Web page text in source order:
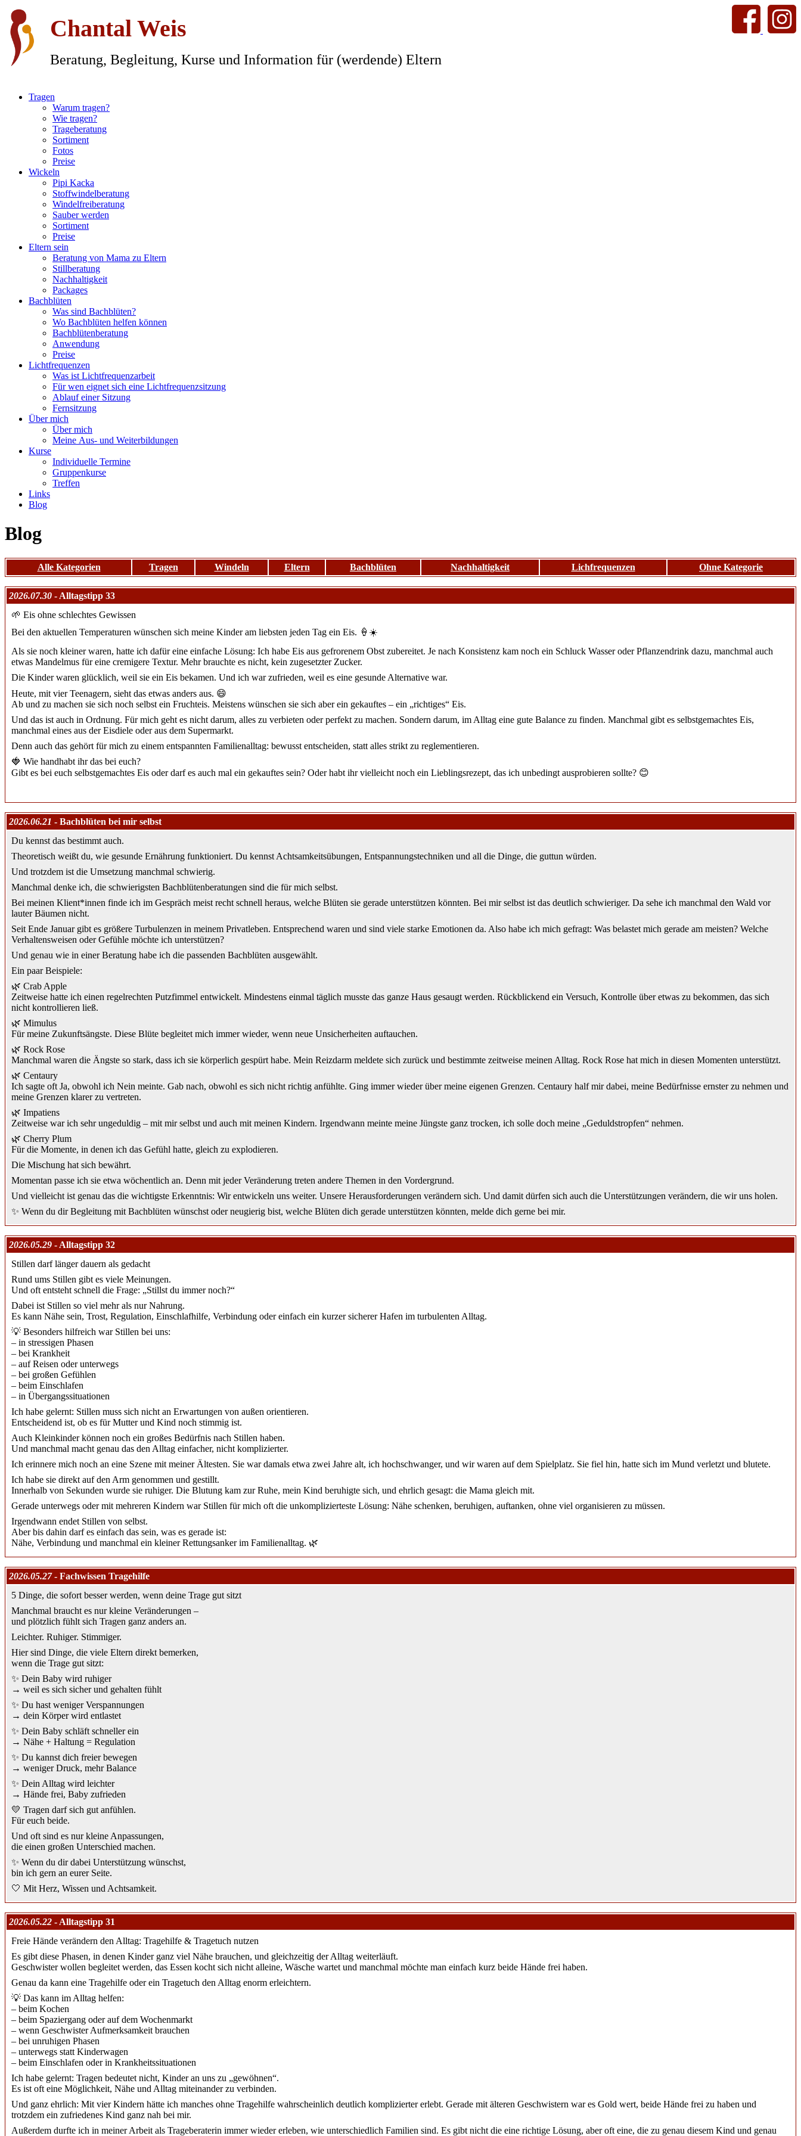
Chantal Weis
Beratung, Begleitung, Kurse und Information für (werdende) Eltern
Tragen
Warum tragen?
Wie tragen?
Trageberatung
Sortiment
Fotos
Preise
Wickeln
Pipi Kacka
Stoffwindelberatung
Windelfreiberatung
Sauber werden
Sortiment
Preise
Eltern sein
Beratung von Mama zu Eltern
Stillberatung
Nachhaltigkeit
Packages
Bachblüten
Was sind Bachblüten?
Wo Bachblüten helfen können
Bachblütenberatung
Anwendung
Preise
Lichtfrequenzen
Was ist Lichtfrequenzarbeit
Für wen eignet sich eine Lichtfrequenzsitzung
Ablauf einer Sitzung
Fernsitzung
Über mich
Über mich
Meine Aus- und Weiterbildungen
Kurse
Individuelle Termine
Gruppenkurse
Treffen
Links
Blog
Blog
Alle Kategorien Tragen Windeln Eltern Bachblüten Nachhaltigkeit Lichfrequenzen Ohne Kategorie
2026.07.30 - Alltagstipp 33
🌱 Eis ohne schlechtes Gewissen
Bei den aktuellen Temperaturen wünschen sich meine Kinder am liebsten jeden Tag ein Eis. 🍦☀️
Als sie noch kleiner waren, hatte ich dafür eine einfache Lösung: Ich habe Eis aus gefrorenem Obst zubereitet. Je nach Konsistenz kam noch ein Schluck Wasser oder Pflanzendrink dazu, manchmal auch
etwas Mandelmus für eine cremigere Textur. Mehr brauchte es nicht, kein zugesetzter Zucker.
Die Kinder waren glücklich, weil sie ein Eis bekamen. Und ich war zufrieden, weil es eine gesunde Alternative war.
Heute, mit vier Teenagern, sieht das etwas anders aus. 😄
Ab und zu machen sie sich noch selbst ein Fruchteis. Meistens wünschen sie sich aber ein gekauftes – ein „richtiges“ Eis.
Und das ist auch in Ordnung. Für mich geht es nicht darum, alles zu verbieten oder perfekt zu machen. Sondern darum, im Alltag eine gute Balance zu finden. Manchmal gibt es selbstgemachtes Eis,
manchmal eines aus der Eisdiele oder aus dem Supermarkt.
Denn auch das gehört für mich zu einem entspannten Familienalltag: bewusst entscheiden, statt alles strikt zu reglementieren.
🍓 Wie handhabt ihr das bei euch?
Gibt es bei euch selbstgemachtes Eis oder darf es auch mal ein gekauftes sein? Oder habt ihr vielleicht noch ein Lieblingsrezept, das ich unbedingt ausprobieren sollte? 😊
2026.06.21 - Bachblüten bei mir selbst
Du kennst das bestimmt auch.
Theoretisch weißt du, wie gesunde Ernährung funktioniert. Du kennst Achtsamkeitsübungen, Entspannungstechniken und all die Dinge, die guttun würden.
Und trotzdem ist die Umsetzung manchmal schwierig.
Manchmal denke ich, die schwierigsten Bachblütenberatungen sind die für mich selbst.
Bei meinen Klient*innen finde ich im Gespräch meist recht schnell heraus, welche Blüten sie gerade unterstützen könnten. Bei mir selbst ist das deutlich schwieriger. Da sehe ich manchmal den Wald vor
lauter Bäumen nicht.
Seit Ende Januar gibt es größere Turbulenzen in meinem Privatleben. Entsprechend waren und sind viele starke Emotionen da. Also habe ich mich gefragt: Was belastet mich gerade am meisten? Welche
Verhaltensweisen oder Gefühle möchte ich unterstützen?
Und genau wie in einer Beratung habe ich die passenden Bachblüten ausgewählt.
Ein paar Beispiele:
🌿 Crab Apple
Zeitweise hatte ich einen regelrechten Putzfimmel entwickelt. Mindestens einmal täglich musste das ganze Haus gesaugt werden. Rückblickend ein Versuch, Kontrolle über etwas zu bekommen, das sich
nicht kontrollieren ließ.
🌿 Mimulus
Für meine Zukunftsängste. Diese Blüte begleitet mich immer wieder, wenn neue Unsicherheiten auftauchen.
🌿 Rock Rose
Manchmal waren die Ängste so stark, dass ich sie körperlich gespürt habe. Mein Reizdarm meldete sich zurück und bestimmte zeitweise meinen Alltag. Rock Rose hat mich in diesen Momenten unterstützt.
🌿 Centaury
Ich sagte oft Ja, obwohl ich Nein meinte. Gab nach, obwohl es sich nicht richtig anfühlte. Ging immer wieder über meine eigenen Grenzen. Centaury half mir dabei, meine Bedürfnisse ernster zu nehmen und
meine Grenzen klarer zu vertreten.
🌿 Impatiens
Zeitweise war ich sehr ungeduldig – mit mir selbst und auch mit meinen Kindern. Irgendwann meinte meine Jüngste ganz trocken, ich solle doch meine „Geduldstropfen“ nehmen.
🌿 Cherry Plum
Für die Momente, in denen ich das Gefühl hatte, gleich zu explodieren.
Die Mischung hat sich bewährt.
Momentan passe ich sie etwa wöchentlich an. Denn mit jeder Veränderung treten andere Themen in den Vordergrund.
Und vielleicht ist genau das die wichtigste Erkenntnis: Wir entwickeln uns weiter. Unsere Herausforderungen verändern sich. Und damit dürfen sich auch die Unterstützungen verändern, die wir uns holen.
✨ Wenn du dir Begleitung mit Bachblüten wünschst oder neugierig bist, welche Blüten dich gerade unterstützen könnten, melde dich gerne bei mir.
2026.05.29 - Alltagstipp 32
Stillen darf länger dauern als gedacht
Rund ums Stillen gibt es viele Meinungen.
Und oft entsteht schnell die Frage: „Stillst du immer noch?“
Dabei ist Stillen so viel mehr als nur Nahrung.
Es kann Nähe sein, Trost, Regulation, Einschlafhilfe, Verbindung oder einfach ein kurzer sicherer Hafen im turbulenten Alltag.
💡 Besonders hilfreich war Stillen bei uns:
– in stressigen Phasen
– bei Krankheit
– auf Reisen oder unterwegs
– bei großen Gefühlen
– beim Einschlafen
– in Übergangssituationen
Ich habe gelernt: Stillen muss sich nicht an Erwartungen von außen orientieren.
Entscheidend ist, ob es für Mutter und Kind noch stimmig ist.
Auch Kleinkinder können noch ein großes Bedürfnis nach Stillen haben.
Und manchmal macht genau das den Alltag einfacher, nicht komplizierter.
Ich erinnere mich noch an eine Szene mit meiner Ältesten. Sie war damals etwa zwei Jahre alt, ich hochschwanger, und wir waren auf dem Spielplatz. Sie fiel hin, hatte sich im Mund verletzt und blutete.
Ich habe sie direkt auf den Arm genommen und gestillt.
Innerhalb von Sekunden wurde sie ruhiger. Die Blutung kam zur Ruhe, mein Kind beruhigte sich, und ehrlich gesagt: die Mama gleich mit.
Gerade unterwegs oder mit mehreren Kindern war Stillen für mich oft die unkomplizierteste Lösung: Nähe schenken, beruhigen, auftanken, ohne viel organisieren zu müssen.
Irgendwann endet Stillen von selbst.
Aber bis dahin darf es einfach das sein, was es gerade ist:
Nähe, Verbindung und manchmal ein kleiner Rettungsanker im Familienalltag. 🌿
2026.05.27- Fachwissen Tragehilfe
5 Dinge, die sofort besser werden, wenn deine Trage gut sitzt
Manchmal braucht es nur kleine Veränderungen –
und plötzlich fühlt sich Tragen ganz anders an.
Leichter. Ruhiger. Stimmiger.
Hier sind Dinge, die viele Eltern direkt bemerken,
wenn die Trage gut sitzt:
✨ Dein Baby wird ruhiger
→ weil es sich sicher und gehalten fühlt
✨ Du hast weniger Verspannungen
→ dein Körper wird entlastet
✨ Dein Baby schläft schneller ein
→ Nähe + Haltung = Regulation
✨ Du kannst dich freier bewegen
→ weniger Druck, mehr Balance
✨ Dein Alltag wird leichter
→ Hände frei, Baby zufrieden
💛 Tragen darf sich gut anfühlen.
Für euch beide.
Und oft sind es nur kleine Anpassungen,
die einen großen Unterschied machen.
✨ Wenn du dir dabei Unterstützung wünschst,
bin ich gern an eurer Seite.
🤍 Mit Herz, Wissen und Achtsamkeit.
2026.05.22 - Alltagstipp 31
Freie Hände verändern den Alltag: Tragehilfe & Tragetuch nutzen
Es gibt diese Phasen, in denen Kinder ganz viel Nähe brauchen, und gleichzeitig der Alltag weiterläuft.
Geschwister wollen begleitet werden, das Essen kocht sich nicht alleine, Wäsche wartet und manchmal möchte man einfach kurz beide Hände frei haben.
Genau da kann eine Tragehilfe oder ein Tragetuch den Alltag enorm erleichtern.
💡 Das kann im Alltag helfen:
– beim Kochen
– beim Spaziergang oder auf dem Wochenmarkt
– wenn Geschwister Aufmerksamkeit brauchen
– bei unruhigen Phasen
– unterwegs statt Kinderwagen
– beim Einschlafen oder in Krankheitssituationen
Ich habe gelernt: Tragen bedeutet nicht, Kinder an uns zu „gewöhnen“.
Es ist oft eine Möglichkeit, Nähe und Alltag miteinander zu verbinden.
Und ganz ehrlich: Mit vier Kindern hätte ich manches ohne Tragehilfe wahrscheinlich deutlich komplizierter erlebt. Gerade mit älteren Geschwistern war es Gold wert, beide Hände frei zu haben und
trotzdem ein zufriedenes Kind ganz nah bei mir.
Außerdem durfte ich in meiner Arbeit als Trageberaterin immer wieder erleben, wie unterschiedlich Familien sind. Es gibt nicht die eine richtige Lösung, aber oft eine, die zu genau diesem Kind und genau